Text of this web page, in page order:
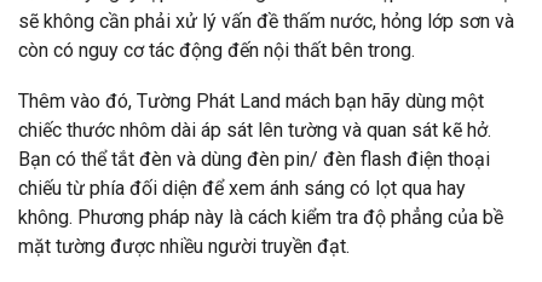
sẽ không cần phải xử lý vấn đề thấm nước, hỏng lớp sơn và
còn có nguy cơ tác động đến nội thất bên trong.
Thêm vào đó, Tường Phát Land mách bạn hãy dùng một
chiếc thước nhôm dài áp sát lên tường và quan sát kẽ hở.
Bạn có thể tắt đèn và dùng đèn pin/ đèn flash điện thoại
chiếu từ phía đối diện để xem ánh sáng có lọt qua hay
không. Phương pháp này là cách kiểm tra độ phẳng của bề
mặt tường được nhiều người truyền đạt.